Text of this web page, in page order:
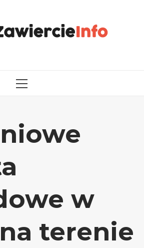
MENU
w
terenie